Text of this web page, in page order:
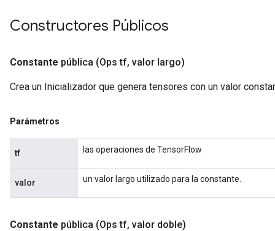
Constructores Públicos
Constante pública (Ops tf, valor largo)
Crea un Inicializador que genera tensores con un valor
Parámetros
tf las operaciones de TensorFlow
valor un valor largo utilizado para la constante.
Constante pública (Ops tf, valor doble)